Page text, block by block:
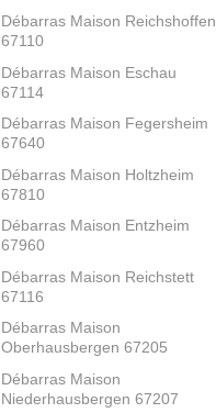
Débarras Maison Reichshoffen
67110
Débarras Maison Eschau
67114
Débarras Maison Fegersheim
67640
Débarras Maison Holtzheim
67810
Débarras Maison Entzheim
67960
Débarras Maison Reichstett
67116
Débarras Maison
Oberhausbergen 67205
Débarras Maison
Niederhausbergen 67207